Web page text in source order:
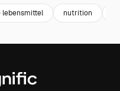
lebensmittel nutrition